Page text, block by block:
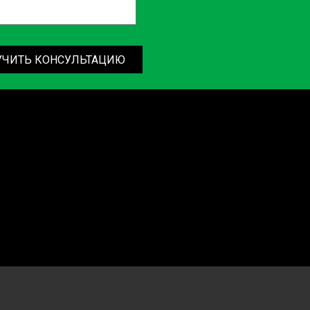
КОНСУЛЬТАЦИЮ